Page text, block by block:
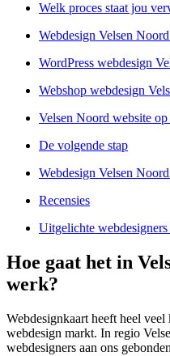
Welk proces staat jou
Webdesign Velsen
WordPress webdesign
Webshop webdesign
Velsen Noord website op
De volgende stap
Webdesign Velsen
Recensies
Uitgelichte
Hoe gaat het in
werk?
Webdesignkaart heeft heel
webdesign markt. In regio
webdesigners aan ons